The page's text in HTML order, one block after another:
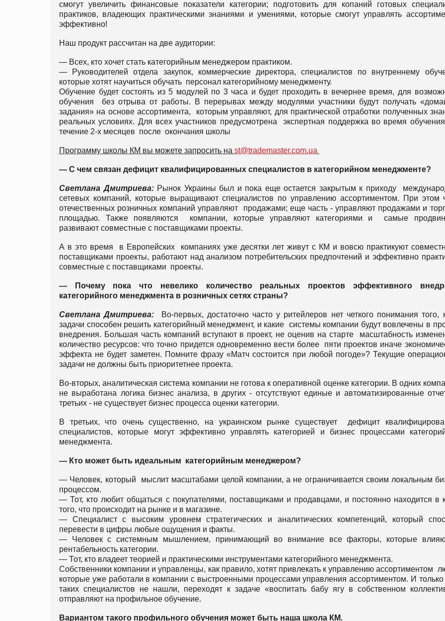
смогут увеличить финансовые показатели категории; подготовить для копаний готовых
практиков, владеющих практическими знаниями и умениями, которые смогут управлять
эффективно!
Наш продукт рассчитан на две аудитории:
— Всех, кто хочет стать категорийным менеджером практиком.
— Руководителей отдела закупок, коммерческие директора, специалистов по внутреннему
которые хотят научиться обучать персонал категорийному менеджменту.
Обучение будет состоять из 5 модулей по 3 часа и будет проходить в вечернее время, для
обучения без отрыва от работы. В перерывах между модулями участники будут получать
задания» на основе ассортимента, которым управляют, для практической отработки полученных
реальных условиях. Для всех участников предусмотрена экспертная поддержка во время
течение 2-х месяцев после окончания школы
Программу школы КМ вы можете запросить на st@trademaster.com.ua
— С чем связан дефицит квалифицированных специалистов в категорийном менеджменте?
Светлана Дмитриева:Рынок Украины был и пока еще остается закрытым к приходу
сетевых компаний, которые выращивают специалистов по управлению ассортиментом. При этом
отечественных розничных компаний управляют продажами; еще часть - управляют продажами и
площадью. Также появляются компании, которые управляют категориями и самые
развивают совместные с поставщиками проекты.
А в это время в Европейских компаниях уже десятки лет живут с КМ и вовсю практикуют
поставщиками проекты, работают над анализом потребительских предпочтений и эффективно
совместные с поставщиками проекты.
— Почему пока что невелико количество реальных проектов эффективного
категорийного менеджмента в розничных сетях страны?
Светлана Дмитриева: Во-первых, достаточно часто у ритейлеров нет четкого понимания того,
задачи способен решить категорийный менеджмент, и какие системы компании будут вовлечены в
внедрения. Большая часть компаний вступают в проект, не оценив на старте масштабность
количество ресурсов: что точно придется одновременно вести более пяти проектов иначе
эффекта не будет заметен. Помните фразу «Матч состоится при любой погоде»? Текущие
задачи не должны быть приоритетнее проекта.
Во-вторых, аналитическая система компании не готова к оперативной оценке категории. В одних
не выработана логика бизнес анализа, в других - отсутствуют единые и автоматизированные
третьих - не существует бизнес процесса оценки категории.
В третьих, что очень существенно, на украинском рынке существует дефицит
специалистов, которые могут эффективно управлять категорией и бизнес процессами
менеджмента.
— Кто может быть идеальным категорийным менеджером?
— Человек, который мыслит масштабами целой компании, а не ограничивается своим локальным
процессом.
— Тот, кто любит общаться с покупателями, поставщиками и продавцами, и постоянно находится в
того, что происходит на рынке и в магазине.
— Специалист с высоким уровнем стратегических и аналитических компетенций, который
перевести в цифры любые ощущения и факты.
— Человек с системным мышлением, принимающий во внимание все факторы, которые
рентабельность категории.
— Тот, кто владеет теорией и практическими инструментами категорийного менеджмента.
Собственники компании и управленцы, как правило, хотят привлекать к управлению ассортиментом
которые уже работали в компании с выстроенными процессами управления ассортиментом. И только
таких специалистов не нашли, переходят к задаче «воспитать бабу ягу в собственном
отправляют на профильное обучение.
Вариантом такого профильного обучения может быть наша школа КМ.